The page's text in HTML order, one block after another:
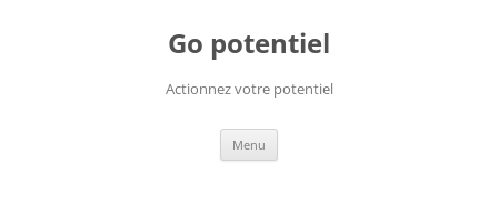
Go potentiel
Actionnez votre potentiel
Menu